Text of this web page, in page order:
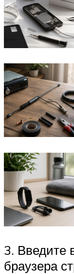
3. Введите
браузера